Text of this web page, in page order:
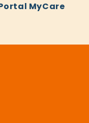
MyCare